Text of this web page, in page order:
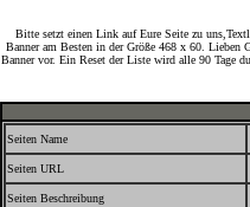
Bitte setzt einen Link auf Eure Seite zu
Banner am Besten in der Größe 468 x 60. Lieben
Banner vor. Ein Reset der Liste wird alle 90 Tage
Seiten Name
Seiten URL
Seiten Beschreibung